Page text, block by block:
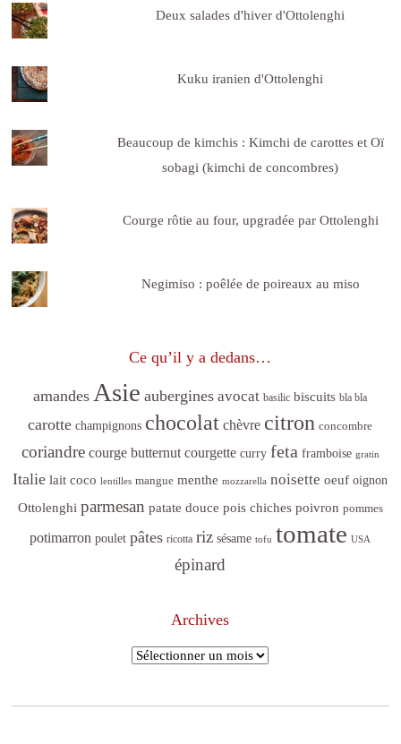
Deux salades d'hiver d'Ottolenghi
Kuku iranien d'Ottolenghi
Beaucoup de kimchis : Kimchi de carottes et Oï
sobagi (kimchi de concombres)
Courge rôtie au four, upgradée par Ottolenghi
Negimiso : poêlée de poireaux au miso
Ce qu’il y a dedans…
amandes Asie aubergines avocat basilic biscuits bla bla
carotte champignons chocolat chèvre citron concombre
coriandre courge butternut courgette curry feta framboise gratin
Italie lait coco lentilles mangue menthe mozzarella noisette oeuf oignon
Ottolenghi parmesan patate douce pois chiches poivron pommes
potimarron poulet pâtes ricotta riz sésame tofu tomate USA
épinard
Archives
Archives